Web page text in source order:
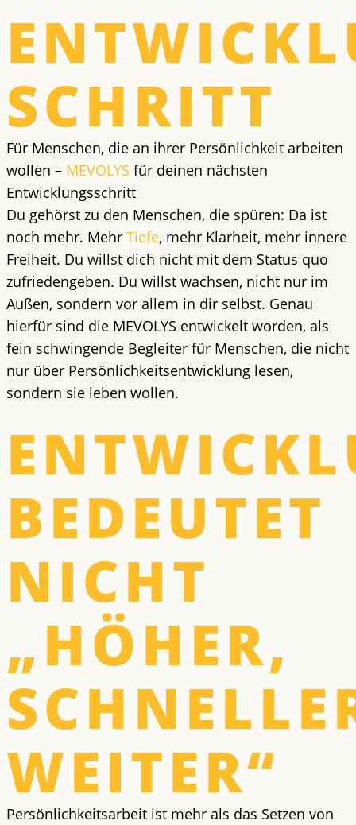
SCHRITT
Für Menschen, die an ihrer Persönlichkeit arbeiten
wollen – MEVOLYS für deinen nächsten
Entwicklungsschritt
Du gehörst zu den Menschen, die spüren: Da ist
noch mehr. Mehr Tiefe, mehr Klarheit, mehr innere
Freiheit. Du willst dich nicht mit dem Status quo
zufriedengeben. Du willst wachsen, nicht nur im
Außen, sondern vor allem in dir selbst. Genau
hierfür sind die MEVOLYS entwickelt worden, als
fein schwingende Begleiter für Menschen, die nicht
nur über Persönlichkeitsentwicklung lesen,
sondern sie leben wollen.
BEDEUTET
NICHT
„HÖHER,
WEITER“
Persönlichkeitsarbeit ist mehr als das Setzen von